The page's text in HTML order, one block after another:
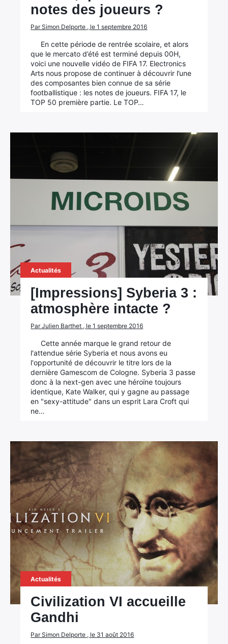
notes des joueurs ?
Par Simon Delporte , le 1 septembre 2016
En cette période de rentrée scolaire, et alors
que le mercato d’été est terminé depuis 00H,
voici une nouvelle vidéo de FIFA 17. Electronics
Arts nous propose de continuer à découvrir l’une
des composantes bien connue de sa série
footballistique : les notes de joueurs. FIFA 17, le
TOP 50 première partie. Le TOP…
Actualités
[Impressions] Syberia 3 :
atmosphère intacte ?
Par Julien Barthet , le 1 septembre 2016
Cette année marque le grand retour de
l'attendue série Syberia et nous avons eu
l'opportunité de découvrir le titre lors de la
dernière Gamescom de Cologne. Syberia 3 passe
donc à la next-gen avec une héroïne toujours
identique, Kate Walker, qui y gagne au passage
en "sexy-attitude" dans un esprit Lara Croft qui
ne…
Actualités
Civilization VI accueille
Gandhi
Par Simon Delporte , le 31 août 2016